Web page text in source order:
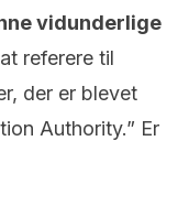
vidunderlige
referere til
der er blevet
Authority.” Er